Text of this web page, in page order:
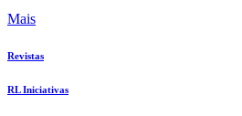
Mais
Revistas
RL Iniciativas